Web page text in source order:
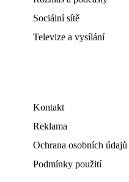
Sociální sítě
Televize a vysílání
Kontakt
Reklama
Ochrana osobních údajů
Podmínky použití